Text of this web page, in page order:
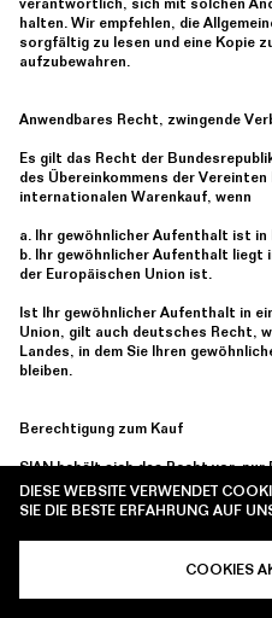
verantwortlich, sich mit solchen
halten. Wir empfehlen, die
sorgfältig zu lesen und eine Kopie
aufzubewahren.
Anwendbares Recht, zwingende
Es gilt das Recht der
des Übereinkommens der
internationalen Warenkauf, wenn
a. Ihr gewöhnlicher Aufenthalt ist
b. Ihr gewöhnlicher Aufenthalt liegt
der Europäischen Union ist.
Ist Ihr gewöhnlicher Aufenthalt in
Union, gilt auch deutsches Recht,
Landes, in dem Sie Ihren
bleiben.
Berechtigung zum Kauf
SIAN behält sich das Recht vor, nur
Jahren zu akzeptieren. Wenn Sie
müssen Sie Ihre persönlichen
Informationen angeben. Darüber
Bestellvorgangs korrekte und
Rechnungsinformationen
DIESE WEBSITE VERWENDET
SIE DIE BESTE ERFAHRUNG AUF
COOKIES